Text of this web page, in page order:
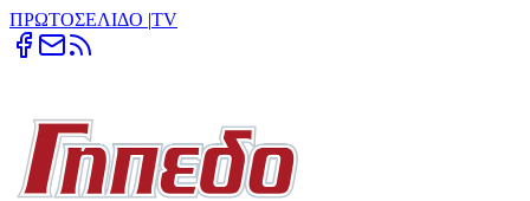
ΠΡΩΤΟΣΕΛΙΔΟ |TV